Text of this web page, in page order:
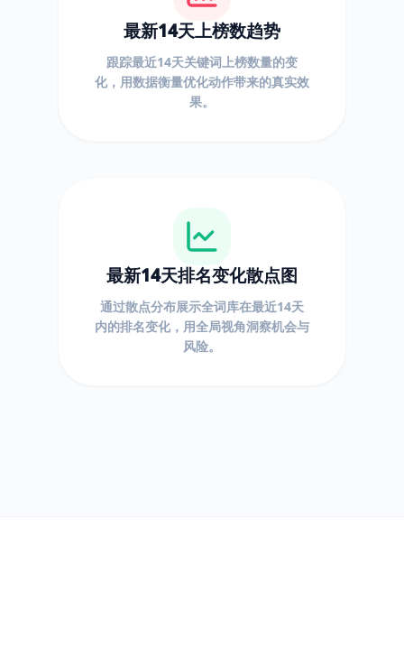
最新14天上榜数趋势
跟踪最近14天关键词上榜数量的变
化，用数据衡量优化动作带来的真实效
果。
最新14天排名变化散点图
通过散点分布展示全词库在最近14天
内的排名变化，用全局视角洞察机会与
风险。